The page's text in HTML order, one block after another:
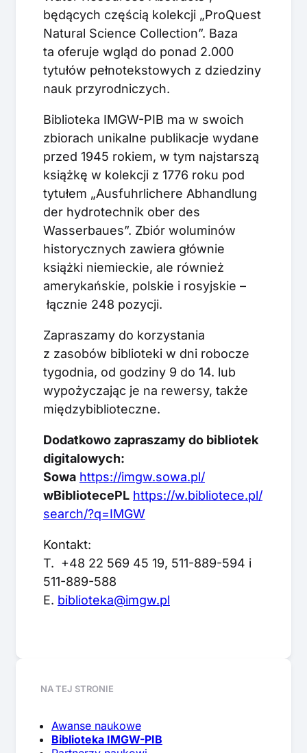
będących częścią kolekcji „ProQuest
Natural Science Collection”. Baza
ta oferuje wgląd do ponad 2.000
tytułów pełnotekstowych z dziedziny
nauk przyrodniczych.
Biblioteka IMGW-PIB ma w swoich
zbiorach unikalne publikacje wydane
przed 1945 rokiem, w tym najstarszą
książkę w kolekcji z 1776 roku pod
tytułem „Ausfuhrlichere Abhandlung
der hydrotechnik ober des
Wasserbaues”. Zbiór woluminów
historycznych zawiera głównie
książki niemieckie, ale również
amerykańskie, polskie i rosyjskie –
łącznie 248 pozycji.
Zapraszamy do korzystania
z zasobów biblioteki w dni robocze
tygodnia, od godziny 9 do 14. lub
wypożyczając je na rewersy, także
międzybiblioteczne.
Dodatkowo zapraszamy do bibliotek
digitalowych:
Sowa https://imgw.sowa.pl/
wBibliotecePL https://w.bibliotece.pl/
search/?q=IMGW
Kontakt:
T. +48 22 569 45 19, 511-889-594 i
511-889-588
E. biblioteka@imgw.pl
NA TEJ STRONIE
Awanse naukowe
Biblioteka IMGW-PIB